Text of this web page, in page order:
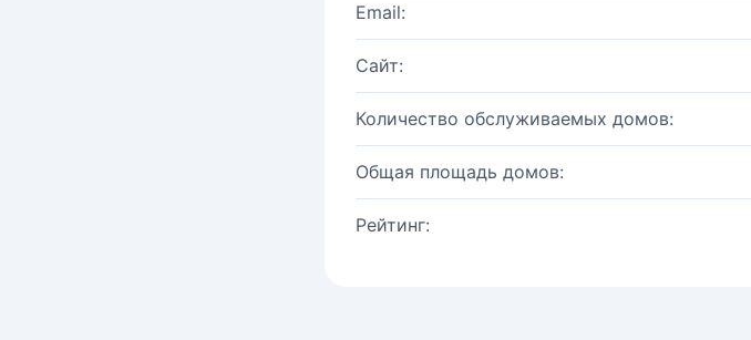
Email:
Сайт:
Количество обслуживаемых домов:
Общая площадь домов:
Рейтинг: